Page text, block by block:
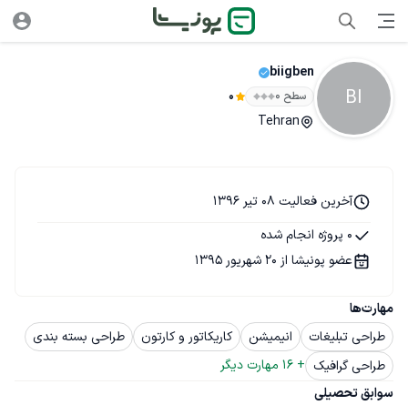
BI
biigben
سطح ۰ 0
Tehran
مهارت‌ها
طراحی تبلیغات
انیمیشن کاریکاتور و کارتون
طراحی بسته بندی
طراحی گرافیک +
16 مهارت دیگر
سوابق تحصیلی
آخرین فعالیت 08 تیر 1396
0 پروژه انجام شده
عضو پونیشا از 20 شهریور 1395